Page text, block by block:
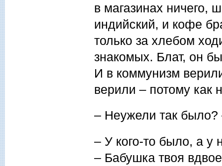
в магазинах ничего,
индийский, и кофе
только за хлебом
знакомых. Блат, он
И в коммунизм
верили – потому
– Неужели так
– У кого-то было, а у
– Бабушка твоя